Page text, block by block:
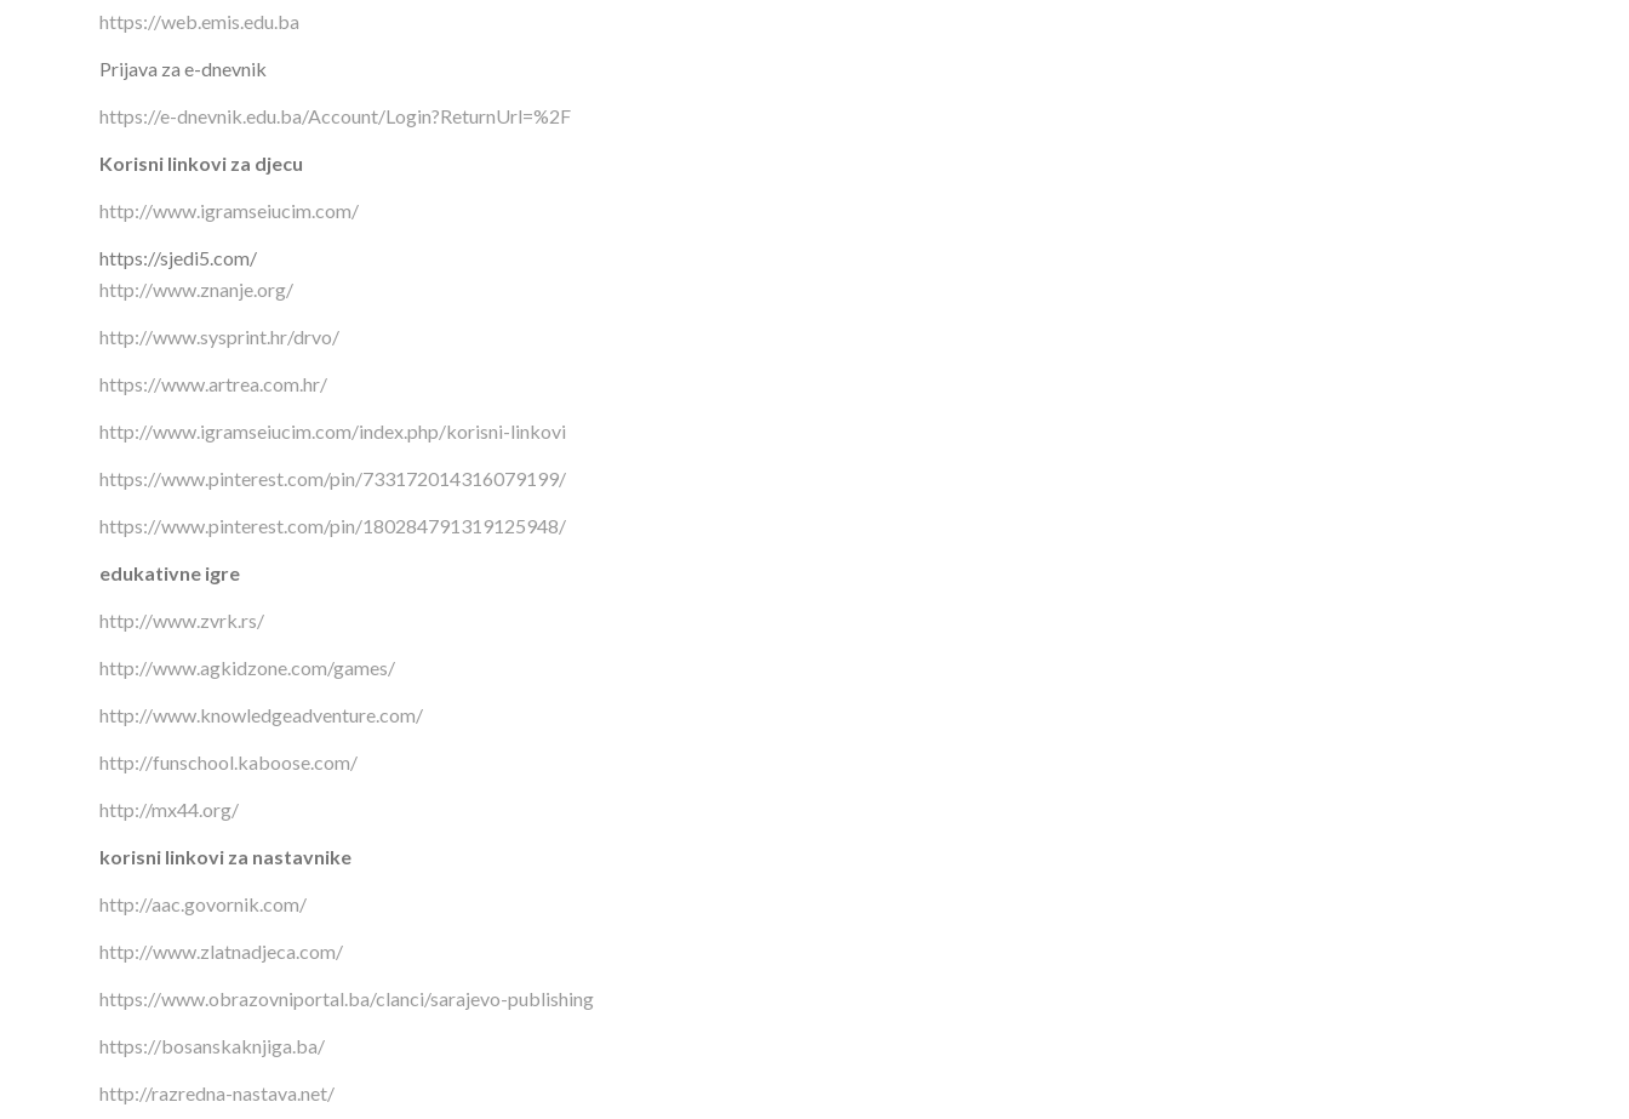
https://web.emis.edu.ba
Prijava za e-dnevnik
https://e-dnevnik.edu.ba/Account/Login?ReturnUrl=%2F
Korisni linkovi za djecu
http://www.igramseiucim.com/
https://sjedi5.com/
http://www.znanje.org/
http://www.sysprint.hr/drvo/
https://www.artrea.com.hr/
http://www.igramseiucim.com/index.php/korisni-linkovi
https://www.pinterest.com/pin/733172014316079199/
https://www.pinterest.com/pin/180284791319125948/
edukativne igre
http://www.zvrk.rs/
http://www.agkidzone.com/games/
http://www.knowledgeadventure.com/
http://funschool.kaboose.com/
http://mx44.org/
korisni linkovi za nastavnike
http://aac.govornik.com/
http://www.zlatnadjeca.com/
https://www.obrazovniportal.ba/clanci/sarajevo-publishing
https://bosanskaknjiga.ba/
http://razredna-nastava.net/